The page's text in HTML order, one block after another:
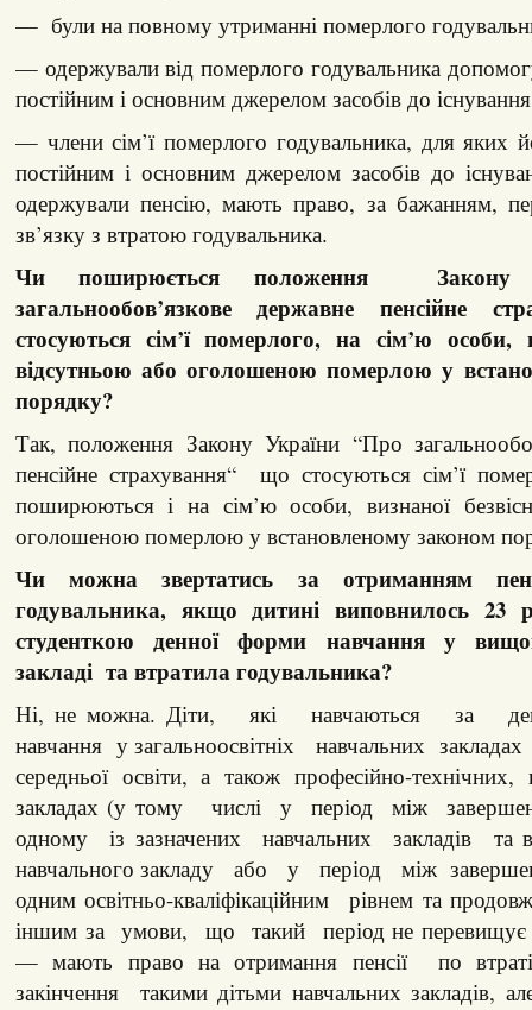
— були на повному утриманні померлого
— одержували від померлого годувальника
постійним і основним джерелом засобів до
— члени сім’ї померлого годувальника, для яких
постійним і основним джерелом засобів до
одержували пенсію, мають право, за бажанням,
зв’язку з втратою годувальника.
Чи поширюється положення Закону
загальнообов’язкове державне пенсійне
стосуються сім’ї померлого, на сім’ю особи,
відсутньою або оголошеною померлою у
порядку?
Так, положення Закону України “Про
пенсійне страхування“ що стосуються сім’ї
поширюються і на сім’ю особи, визнаної
оголошеною померлою у встановленому законом
Чи можна звертатись за отриманням
годувальника, якщо дитині виповнилось 23
студенткою денної форми навчання у
закладі та втратила годувальника?
Ні, не можна. Діти, які навчаються за
навчання у загальноосвітніх навчальних
середньої освіти, а також професійно-
закладах (у тому числі у період між
одному із зазначених навчальних закладів та
навчального закладу або у період між
одним освітньо-кваліфікаційним рівнем та
іншим за умови, що такий період не перевищує
— мають право на отримання пенсії по
закінчення такими дітьми навчальних закладів,